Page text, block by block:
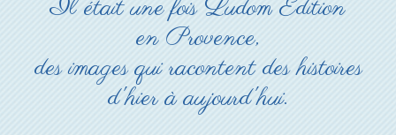
Il était une fois Ludom Edition
en Provence,
des images qui racontent des histoires
d'hier à aujourd'hui.